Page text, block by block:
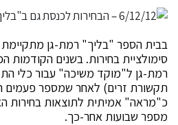
בבית הספר "בליך" רמת-גן
סימולציית בחירות. בשנים הקודמות
רמת-גן ל"מוקד משיכה" עבור כלי
תקשורת זרים) לאחר שמספר פעמים
כ"מראה" אמיתית לתוצאות בחירות
מספר שבועות אחר-כך.